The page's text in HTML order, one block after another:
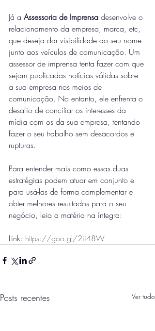
Já a Assessoria de Imprensa desenvolve o
relacionamento da empresa, marca, etc,
que deseja dar visibilidade ao seu nome
junto aos veículos de comunicação. Um
assessor de imprensa tenta fazer com que
sejam publicadas notícias válidas sobre
a sua empresa nos meios de
comunicação. No entanto, ele enfrenta o
desafio de conciliar os interesses da
mídia com os da sua empresa, tentando
fazer o seu trabalho sem desacordos e
rupturas.
Para entender mais como essas duas
estratégias podem atuar em conjunto e
para usá-las de forma complementar e
obter melhores resultados para o seu
negócio, leia a matéria na íntegra:
Link: https://goo.gl/2ii48W
Posts recentes Ver tudo